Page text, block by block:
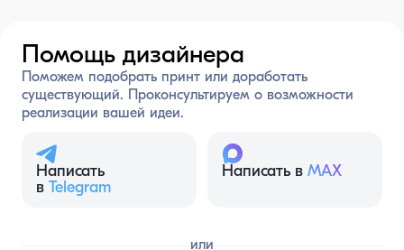
Помощь дизайнера
Поможем подобрать принт или доработать
существующий. Проконсультируем о возможности
реализации вашей идеи.
Написать
в Telegram
Написать в MAX
или